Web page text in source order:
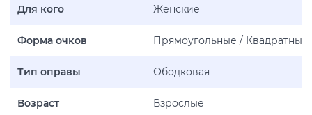
Для кого Женские
Форма очков Прямоугольные / Квадратные
Тип оправы Ободковая
Возраст Взрослые